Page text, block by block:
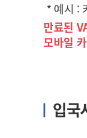
* 예시 :
만료된
모바일
입국